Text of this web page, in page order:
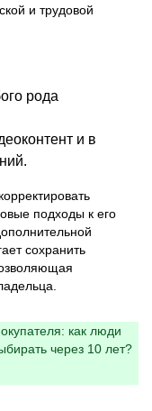
и трудовой
рода
и в
подходы к его
сохранить
как люди
через 10 лет?